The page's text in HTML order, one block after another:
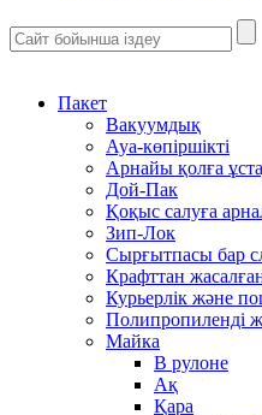
Пакет
Вакуумдық
Ауа-көпіршікті
Арнайы қолға
Дой-Пак
Қоқыс салуға
Зип-Лок
Сырғытпасы бар
Крафттан
Курьерлік және
Полипропиленді
Майка
В рулоне
Ақ
Қара